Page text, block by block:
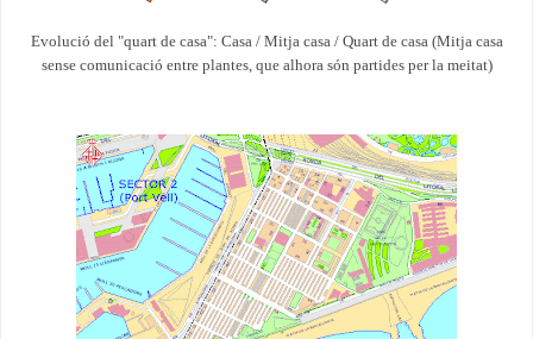
Evolució del "quart de casa": Casa / Mitja casa / Quart de casa (Mitja casa
sense comunicació entre plantes, que alhora són partides per la meitat)